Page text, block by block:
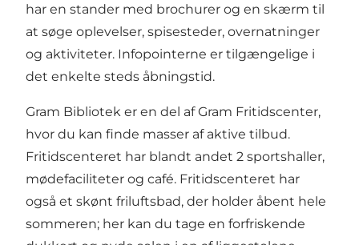
har en stander med brochurer og en skærm til
at søge oplevelser, spisesteder, overnatninger
og aktiviteter. Infopointerne er tilgængelige i
det enkelte steds åbningstid.
Gram Bibliotek er en del af Gram Fritidscenter,
hvor du kan finde masser af aktive tilbud.
Fritidscenteret har blandt andet 2 sportshaller,
mødefaciliteter og café. Fritidscenteret har
også et skønt friluftsbad, der holder åbent hele
sommeren; her kan du tage en forfriskende